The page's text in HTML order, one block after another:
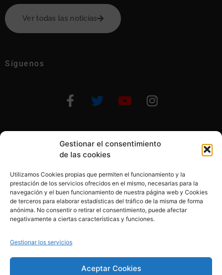
Gestionar el consentimiento
de las cookies
Utilizamos Cookies propias que permiten el funcionamiento y la
prestación de los servicios ofrecidos en el mismo, necesarias para la
navegación y el buen funcionamiento de nuestra página web y Cookies
de terceros para elaborar estadísticas del tráfico de la misma de forma
anónima. No consentir o retirar el consentimiento, puede afectar
negativamente a ciertas características y funciones.
Gestionar los servicios
Aceptar Cookies
Ver todas las notícias
Síguenos
Otras formas de ayudar
© 2020, Fundación Alba Pérez. All Rights Reserved